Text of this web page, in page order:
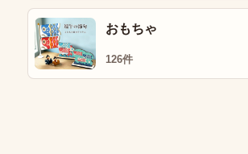
おもちゃ
126件